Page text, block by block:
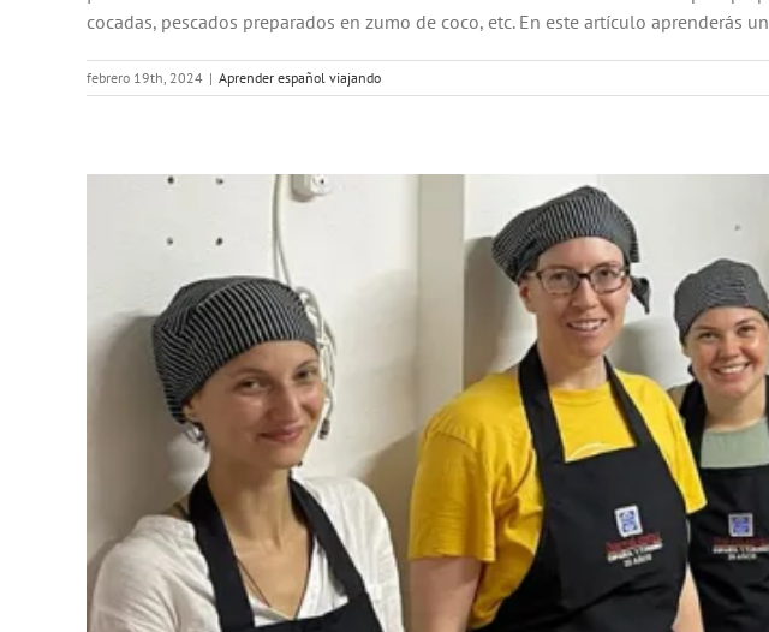
cocadas, pescados preparados en zumo de coco, etc. En este artículo aprenderás
febrero 19th, 2024 | Aprender español viajando